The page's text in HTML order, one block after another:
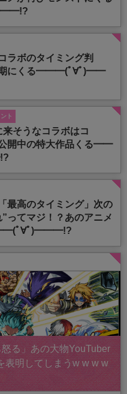
ラボのタイミング判
期にくる━━━(ﾟ∀ﾟ)━━
ト
来そうなコラボはコ
開中の特大作品くる━━
最高のタイミング」次の
ってマジ！？あのアニメ
ﾟ∀ﾟ)━━━!?
る」あの大物YouTuber
表明してしまうw w w w